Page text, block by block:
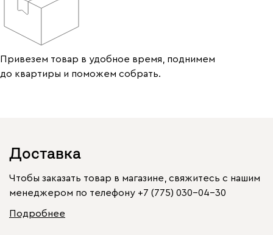
Привезем товар в удобное время, поднимем
до квартиры и поможем собрать.
Доставка
Чтобы заказать товар в магазине, свяжитесь с нашим
менеджером по телефону +7 (775) 030-04-30
Подробнее